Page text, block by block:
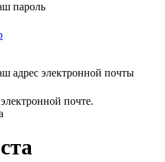
пароль
адрес электронной почты
почте.